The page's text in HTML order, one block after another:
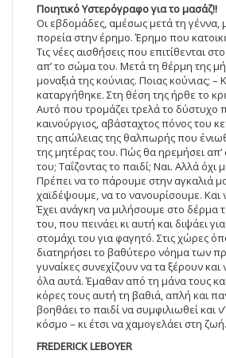
Ποιητικό Υστερόγραφο για το μασάζ!!
Οι εβδομάδες, αμέσως μετά τη γέννα,
πορεία στην έρημο. Έρημο που
Τις νέες αισθήσεις που επιτίθενται
απ’ το σώμα του. Μετά τη θέρμη της
μοναξιά της κούνιας. Ποιας κούνιας; –
καταργήθηκε. Στη θέση της ήρθε το
Αυτό που τρομάζει τρελά το δύστυχο
καινούργιος, αβάσταχτος πόνος του
της απώλειας της θαλπωρής που
της μητέρας του. Πώς θα ηρεμήσει
του; Ταΐζοντας το παιδί; Ναι. Αλλά όχι
Πρέπει να το πάρουμε στην αγκαλιά
χαϊδέψουμε, να το νανουρίσουμε. Και
Έχει ανάγκη να μιλήσουμε στο δέρμα
του, που πεινάει κι αυτή και διψάει
στομάχι του για φαγητό. Στις χώρες
διατηρήσει το βαθύτερο νόημα των
γυναίκες συνεχίζουν να τα ξέρουν
όλα αυτά. Έμαθαν από τη μάνα τους
κόρες τους αυτή τη βαθιά, απλή και
βοηθάει το παιδί να συμφιλιωθεί και
κόσμο – κι έτσι να χαμογελάει στη ζωή.
FREDERICK LEBOYER